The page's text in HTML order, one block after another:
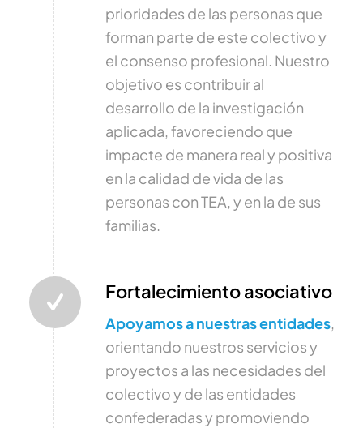
prioridades de las personas que
forman parte de este colectivo y
el consenso profesional. Nuestro
objetivo es contribuir al
desarrollo de la investigación
aplicada, favoreciendo que
impacte de manera real y positiva
en la calidad de vida de las
personas con TEA, y en la de sus
familias.
Fortalecimiento asociativo
Apoyamos a nuestras entidades,
orientando nuestros servicios y
proyectos a las necesidades del
colectivo y de las entidades
confederadas y promoviendo